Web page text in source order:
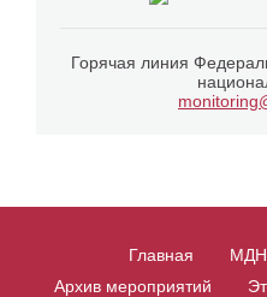
Горячая линия
Главная МДН
Архив мероприятий